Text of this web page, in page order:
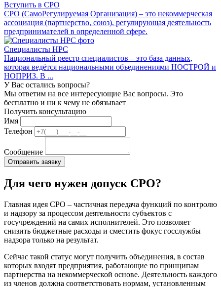
Вступить в СРО
СРО (СамоРегулируемая Организация) – это некоммерческая
ассоциация (партнерство, союз), регулирующая деятельность
предпринимателей в определенной сфере.
Специалисты НРС
Национальный реестр специалистов – это база данных,
которая ведётся национальными объединениями НОСТРОЙ и
НОПРИЗ. В ...
У Вас остались вопросы?
Мы ответим на все интересующие Вас вопросы. Это
бесплатно и ни к чему не обязывает
Получить консультацию
Имя
Телефон
Сообщение
Для чего нужен допуск СРО?
Главная идея СРО – частичная передача функций по контролю
и надзору за процессом деятельности субъектов с
госучреждений на самих исполнителей. Это позволяет
снизить бюджетные расходы и сместить фокус госслужбы
надзора только на результат.
Сейчас такой статус могут получить объединения, в состав
которых входят предприятия, работающие по принципам
партнерства на некоммерческой основе. Деятельность каждого
из членов должна соответствовать нормам, установленным